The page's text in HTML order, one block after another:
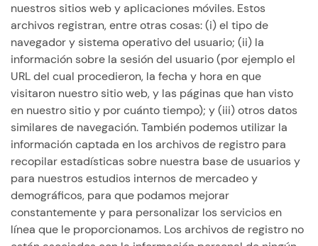
nuestros sitios web y aplicaciones móviles. Estos
archivos registran, entre otras cosas: (i) el tipo de
navegador y sistema operativo del usuario; (ii) la
información sobre la sesión del usuario (por ejemplo el
URL del cual procedieron, la fecha y hora en que
visitaron nuestro sitio web, y las páginas que han visto
en nuestro sitio y por cuánto tiempo); y (iii) otros datos
similares de navegación. También podemos utilizar la
información captada en los archivos de registro para
recopilar estadísticas sobre nuestra base de usuarios y
para nuestros estudios internos de mercadeo y
demográficos, para que podamos mejorar
constantemente y para personalizar los servicios en
línea que le proporcionamos. Los archivos de registro no